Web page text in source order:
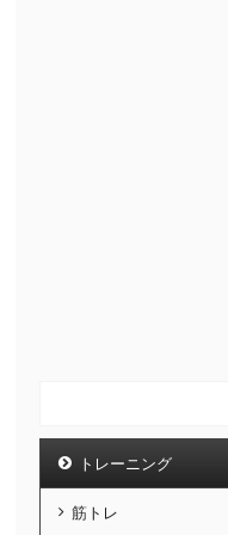
トレーニング
筋トレ